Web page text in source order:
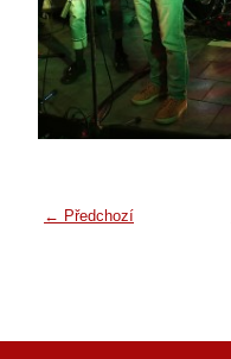
← Předchozí